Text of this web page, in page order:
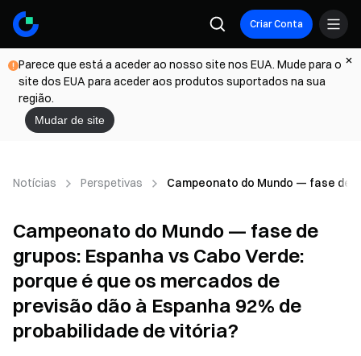
Criar Conta
Parece que está a aceder ao nosso site nos EUA. Mude para o
site dos EUA para aceder aos produtos suportados na sua
região.
Mudar de site
Notícias Perspetivas Campeonato do Mundo — fase de
Campeonato do Mundo — fase de
grupos: Espanha vs Cabo Verde:
porque é que os mercados de
previsão dão à Espanha 92% de
probabilidade de vitória?